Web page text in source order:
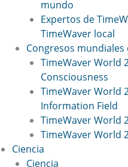
mundo
Expertos de
TimeWaver local
Congresos mundiales
TimeWaver World
Consciousness
TimeWaver World
Information Field
TimeWaver World
TimeWaver World
Ciencia
Ciencia